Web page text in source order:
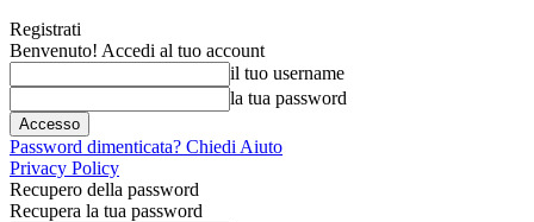
Registrati
Benvenuto! Accedi al tuo account
il tuo username
la tua password
Password dimenticata? Chiedi Aiuto
Privacy Policy
Recupero della password
Recupera la tua password